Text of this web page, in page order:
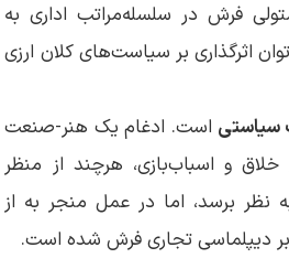
فرش در سلسله‌مراتب اداری به
اثرگذاری بر سیاست‌های کلان ارزی
سیاستی است. ادغام یک هنر-صنعت
و اسباب‌بازی، هرچند از منظر
برسد، اما در عمل منجر به از
دیپلماسی تجاری فرش شده است.